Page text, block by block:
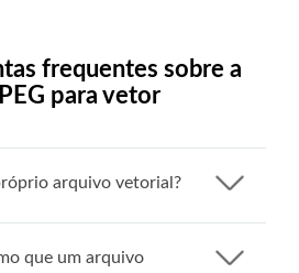
frequentes sobre a
para vetor
arquivo vetorial?
que um arquivo